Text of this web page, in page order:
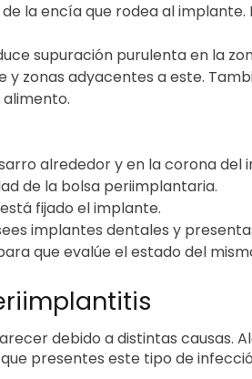
la encía que rodea al
supuración purulenta en la
y zonas adyacentes a este.
alrededor y en la corona del
de la bolsa periimplantaria.
fijado el implante.
implantes dentales y
que evalúe el estado del
debido a distintas causas.
presentes este tipo de